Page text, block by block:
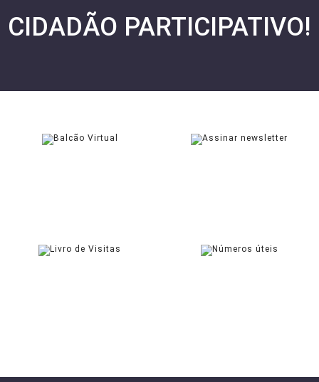
CIDADÃO PARTICIPATIVO!